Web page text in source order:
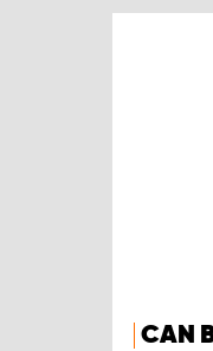
CAN